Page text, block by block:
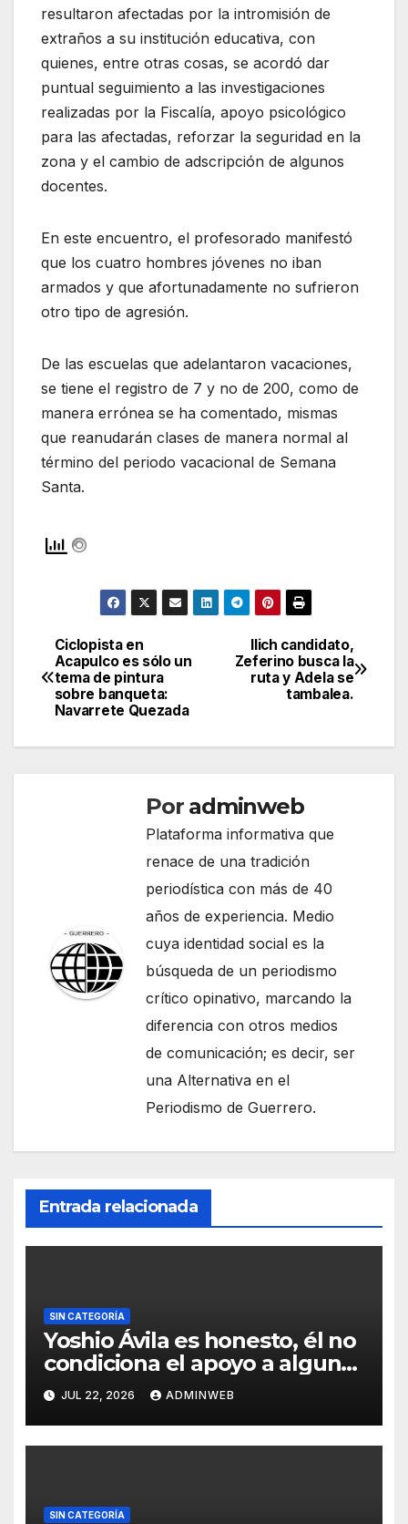
resultaron afectadas por la intromisión de
extraños a su institución educativa, con
quienes, entre otras cosas, se acordó dar
puntual seguimiento a las investigaciones
realizadas por la Fiscalía, apoyo psicológico
para las afectadas, reforzar la seguridad en la
zona y el cambio de adscripción de algunos
docentes.
En este encuentro, el profesorado manifestó
que los cuatro hombres jóvenes no iban
armados y que afortunadamente no sufrieron
otro tipo de agresión.
De las escuelas que adelantaron vacaciones,
se tiene el registro de 7 y no de 200, como de
manera errónea se ha comentado, mismas
que reanudarán clases de manera normal al
término del periodo vacacional de Semana
Santa.
Navegación
de
Ilich candidato,
Zeferino busca la
ruta y Adela se
tambalea.
Ciclopista en
Acapulco es sólo un
tema de pintura
sobre banqueta:
Navarrete Quezada
Por adminweb
Plataforma informativa que
renace de una tradición
periodística con más de 40
años de experiencia. Medio
cuya identidad social es la
búsqueda de un periodismo
crítico opinativo, marcando la
diferencia con otros medios
de comunicación; es decir, ser
una Alternativa en el
Periodismo de Guerrero.
Entrada relacionada
SIN CATEGORÍA
Yoshio Ávila es honesto, él no
condiciona el apoyo a alguna
figura política por una
candidatura
JUL 22, 2026 ADMINWEB
SIN CATEGORÍA